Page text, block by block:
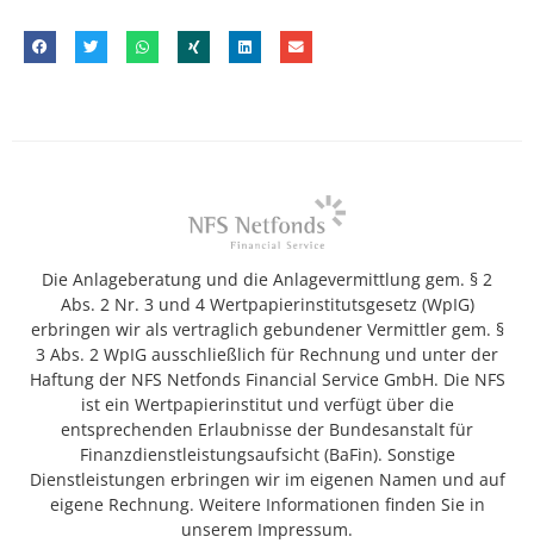
Die Anlageberatung und die Anlagevermittlung gem. § 2
Abs. 2 Nr. 3 und 4 Wertpapierinstitutsgesetz (WpIG)
erbringen wir als vertraglich gebundener Vermittler gem. §
3 Abs. 2 WpIG ausschließlich für Rechnung und unter der
Haftung der NFS Netfonds Financial Service GmbH. Die NFS
ist ein Wertpapierinstitut und verfügt über die
entsprechenden Erlaubnisse der Bundesanstalt für
Finanzdienstleistungsaufsicht (BaFin). Sonstige
Dienstleistungen erbringen wir im eigenen Namen und auf
eigene Rechnung. Weitere Informationen finden Sie in
unserem Impressum.